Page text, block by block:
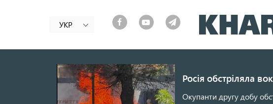
УКР
Росія обстріляла
Окупанти другу добу